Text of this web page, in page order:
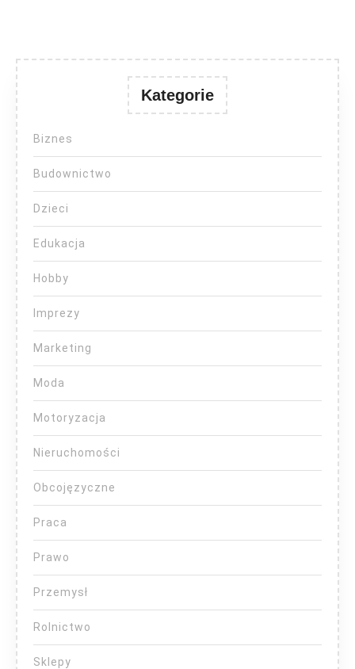
Kategorie
Biznes
Budownictwo
Dzieci
Edukacja
Hobby
Imprezy
Marketing
Moda
Motoryzacja
Nieruchomości
Obcojęzyczne
Praca
Prawo
Przemysł
Rolnictwo
Sklepy